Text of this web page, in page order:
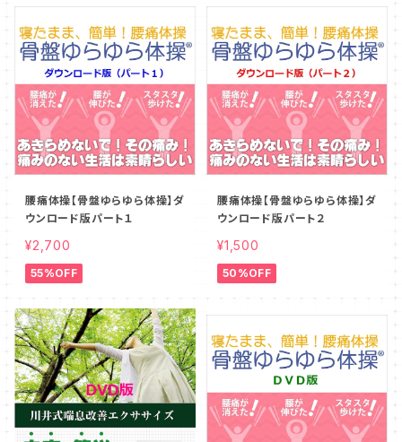
腰痛体操【骨盤ゆらゆら体操】ダ
ウンロード版パート１
¥2,700
55%OFF
腰痛体操【骨盤ゆらゆら体操】ダ
ウンロード版パート２
¥1,500
50%OFF